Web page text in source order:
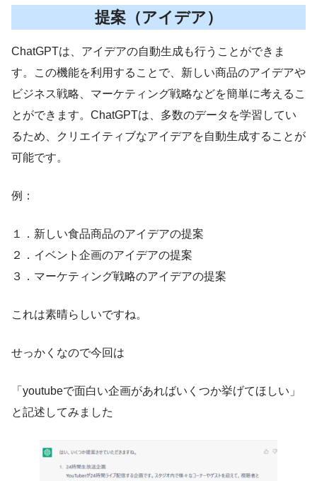
提案（アイデア）
ChatGPTは、アイデアの自動生成も行うことができま
す。この機能を利用することで、新しい商品のアイデアや
ビジネス戦略、マーケティング戦略などを簡単に考えるこ
とができます。ChatGPTは、多数のデータを学習してい
るため、クリエイティブなアイデアを自動生成することが
可能です。
例：
１．新しい食品商品のアイデアの提案
２．イベント企画のアイデアの提案
３．マーケティング戦略のアイデアの提案
これは素晴らしいですね。
せっかくなので今回は
「youtubeで面白い企画があればいくつか挙げてほしい」
と記述してみました